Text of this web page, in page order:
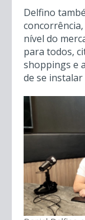
Delfino
nível do
para todos,
shoppings e
de se instalar